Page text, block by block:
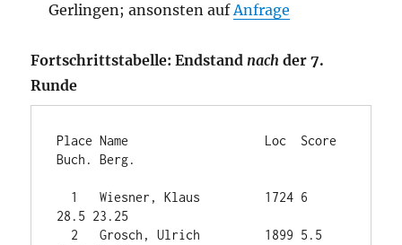
Gerlingen; ansonsten aufAnfrage
Fortschrittstabelle: Endstandnach der 7.
Runde
Place Name                   Loc  Score
Buch. Berg.
28.5 23.25